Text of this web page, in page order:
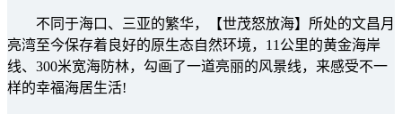
不同于海口、三亚的繁华，【世茂怒放海】所处的文昌月
亮湾至今保存着良好的原生态自然环境，11公里的黄金海岸
线、300米宽海防林，勾画了一道亮丽的风景线，来感受不一
样的幸福海居生活!